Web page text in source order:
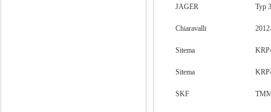
JAGER Typ
Chiaravalli
Sitema
Sitema
SKF